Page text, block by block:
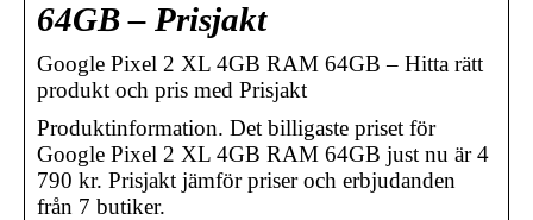
64GB – Prisjakt
Google Pixel 2 XL 4GB RAM 64GB – Hitta rätt
produkt och pris med Prisjakt
Produktinformation. Det billigaste priset för
Google Pixel 2 XL 4GB RAM 64GB just nu är 4
790 kr. Prisjakt jämför priser och erbjudanden
från 7 butiker.